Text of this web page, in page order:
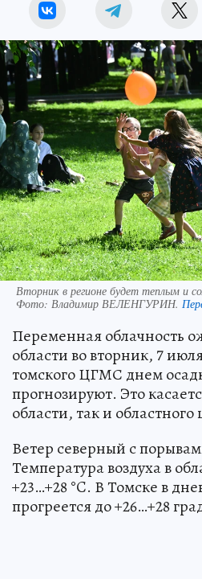
Вторник в регионе будет теплым и
Фото: Владимир ВЕЛЕНГУРИН.
Переменная облачность
области во вторник, 7
томского ЦГМС днем
прогнозируют. Это
области, так и областного
Ветер северный с
Температура воздуха в
+23…+28 °C. В Томске в
прогреется до +26…+28